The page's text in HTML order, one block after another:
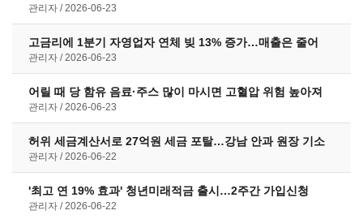
관리자 2026-06-23
고금리에 1분기 자영업자 연체 빚 13% 증가…매출은 줄어
관리자 2026-06-23
어릴 때 당 함유 음료·주스 많이 마시면 고혈압 위험 높아져
관리자 2026-06-23
허위 세금계산서로 27억원 세금 포탈…강남 안과 원장 기소
관리자 2026-06-22
'최고 연 19% 효과' 청년미래적금 출시…2주간 가입신청
관리자 2026-06-22